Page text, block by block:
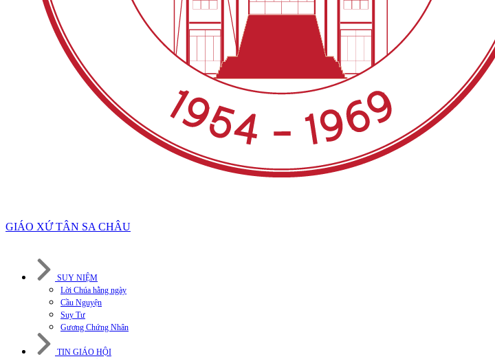
GIÁO XỨ TÂN SA CHÂU
SUY NIỆM
Lời Chúa hằng ngày
Cầu Nguyện
Suy Tư
Gương Chứng Nhân
TIN GIÁO HỘI